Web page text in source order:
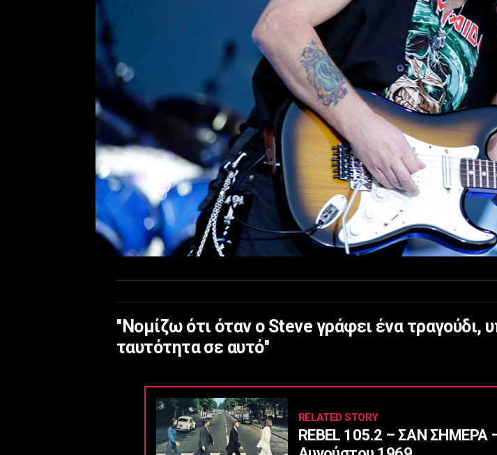
''Νομίζω ότι όταν ο Steve γράφει ένα τραγούδι,
ταυτότητα σε αυτό''
RELATED STORY
REBEL 105.2 – ΣΑΝ ΣΗΜΕΡΑ